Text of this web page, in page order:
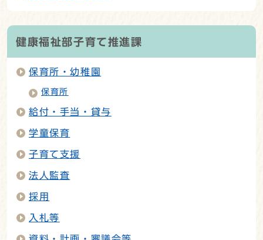
健康福祉部子育て推進課
保育所・幼稚園
保育所
給付・手当・貸与
学童保育
子育て支援
法人監査
採用
入札等